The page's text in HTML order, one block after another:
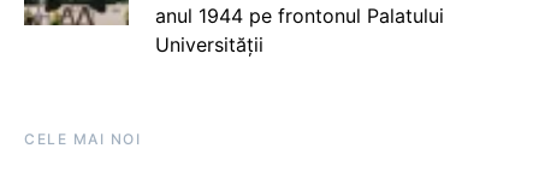
anul 1944 pe frontonul Palatului
Universității
CELE MAI NOI